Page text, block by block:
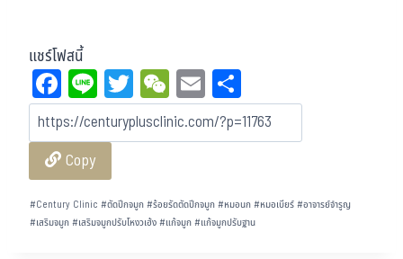
แชร์โฟสนี้
Fa
ce
bo
ok
Li
ne
T
wi
tt
W
eC
ha
E
m
ail
ar
e
Copy
#Century Clinic #ตัดปีกจมูก#ร้อยรัดตัดปีกจมูก#หมอนก#หมอเบียร์ #อาจารย์จำรูญ
#เสริมจมูก#เสริมจมูกปรับโหงวเฮ้ง#แก้จมูก#แก้จมูกปรับฐาน